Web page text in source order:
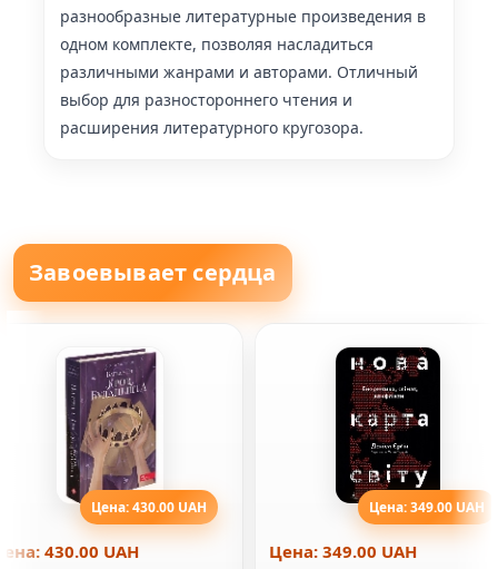
разнообразные литературные произведения в
одном комплекте, позволяя насладиться
различными жанрами и авторами. Отличный
выбор для разностороннего чтения и
расширения литературного кругозора.
Завоевывает сердца
Цена: 430.00 UAH
430.00 UAH
Цена: 349.00 UAH
Цена: 349.00 UAH